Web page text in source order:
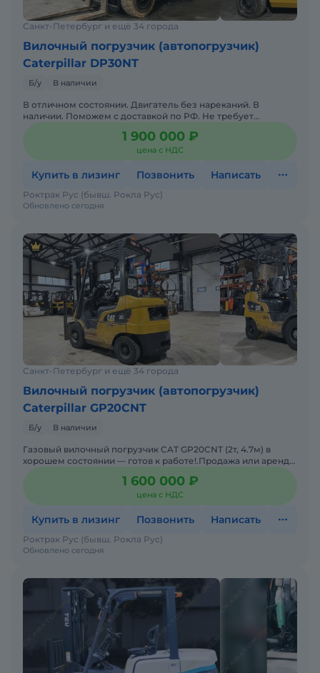
Санкт-Петербург и ещё 34 города
Вилочный погрузчик (автопогрузчик)
Caterpillar DP30NT
Б/у В наличии
В отличном состоянии. Двигатель без нареканий. В
наличии. Поможем с доставкой по РФ. Не требует
1 900 000 ₽
цена с НДС
Купить в лизинг Позвонить Написать
Обновлено сегодня
Роктрак Рус (бывш. Рокла Рус)
Санкт-Петербург и ещё 34 города
Вилочный погрузчик (автопогрузчик)
Caterpillar GP20CNT
Б/у В наличии
Газовый вилочный погрузчик CAT GP20CNT (2т, 4.7м) в
хорошем состоянии — готов к работе!.Продажа или аренда
1 600 000 ₽
цена с НДС
Купить в лизинг Позвонить Написать
Обновлено сегодня
Роктрак Рус (бывш. Рокла Рус)